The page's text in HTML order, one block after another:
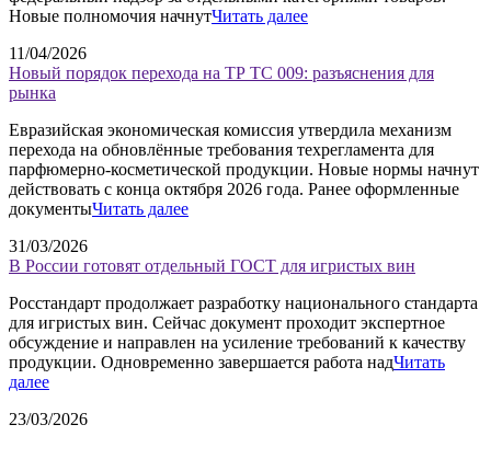
Новые полномочия начнутЧитать далее
11/04/2026
Новый порядок перехода на ТР ТС 009: разъяснения для
рынка
Евразийская экономическая комиссия утвердила механизм
перехода на обновлённые требования техрегламента для
парфюмерно-косметической продукции. Новые нормы начнут
действовать с конца октября 2026 года. Ранее оформленные
документыЧитать далее
31/03/2026
В России готовят отдельный ГОСТ для игристых вин
Росстандарт продолжает разработку национального стандарта
для игристых вин. Сейчас документ проходит экспертное
обсуждение и направлен на усиление требований к качеству
продукции. Одновременно завершается работа надЧитать
далее
23/03/2026